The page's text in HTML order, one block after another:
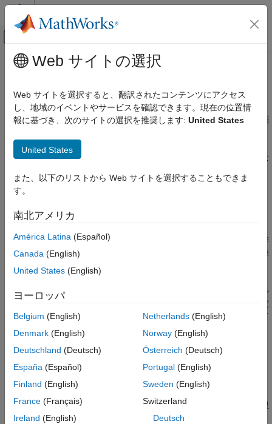
コンテンツへスキップ
オフキャンバス ナビゲーション メ
ドキュメンテーションのホーム
Simulink Control Design
操作点
定常状態の操作点の計算
定常状態の操作点探索 (平衡化)
シミュレーションのスナップショットによる
定常状態になければならないモデルの状態
操作点探索ツールの選択
メインコンテンツ
定常状態の操作点の計算
動的システムの "操作点" は、ある特定時点でのモデルについて、
初期状態とルートレベルの入力信号を指定します。操作点の詳細
定常状態の操作点を見つけるために、最適化ベースの探索または
定常状態の操作点探索 (平衡化)
数値最適化手法を使用して、仕様を満たす定常状態の操作点 (平
態の値と、対応するモデルの入力レベルから構成されます。操作
点探索が正常に行われると、真の定常状態の解にきわめて近い操
操作点の状態およびそれに対応するモデルの入出力信号のレベル
について知識がある場合は、最適化ベースの探索を使用してくだ
さい。この知識を使用して、平衡状態における次の変数について
初期推定や制約を指定できます。
初期状態の値
平衡の状態
状態の値、入力レベル、および出力レベルの上限または下限
Web サイトの選択
Web サイトを選択すると、翻訳されたコンテンツにアクセス
し、地域のイベントやサービスを確認できます。現在の位置情
報に基づき、次のサイトの選択を推奨します: United States
United States
また、以下のリストから Web サイトを選択することもできま
す。
南北アメリカ
América Latina (Español)
Canada (English)
United States (English)
ヨーロッパ
Belgium (English)
Denmark (English)
Deutschland (Deutsch)
España (Español)
Finland (English)
France (Français)
Ireland (English)
Netherlands(English)
Norway(English)
Österreich (Deutsch)
Portugal(English)
Sweden (English)
Switzerland
Deutsch